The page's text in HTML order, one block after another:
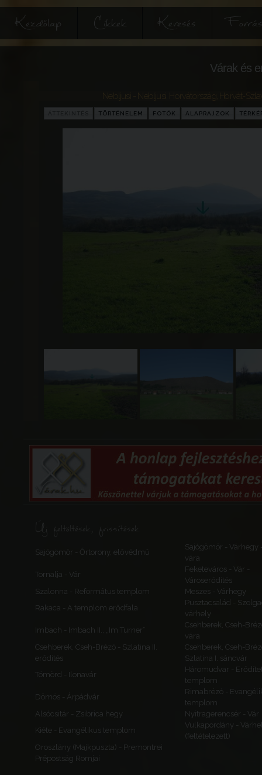
Kezdőlap Cikkek Keresés
Várak és
Horvátország Horvát-
TÖRTÉNELEM FOTÓK ALAPRAJZOK
Új feltöltések, frissítések
Sajógömör - Őrtorony, elővédmű
Sajógömör - Várhegy
vára
Tornalja - Vár
Feketeváros - Vár -
Városerődítés
Szalonna - Református templom
Meszes - Várhegy
Rakaca - A templom erődfala
Pusztacsalád -
várhely
Imbach - Imbach II., „Im Turner”
Csehberek, Cseh-
vára
Csehberek, Cseh-Brézó - Szlatina II.
erődítés
Csehberek, Cseh-
Szlatina I. sáncvár
Tömörd - Ilonavár
Háromudvar -
templom
Dömös - Árpádvár
Rimabrézó -
templom
Alsócsitár - Zsibrica hegy
Nyitragerencsér - Vár
Kiéte - Evangélikus templom
Vulkapordány -
(feltételezett)
Oroszlány (Majkpuszta) - Premontrei
Prépostság Romjai